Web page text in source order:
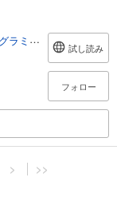
ング
試し読み
フォロー
> >>